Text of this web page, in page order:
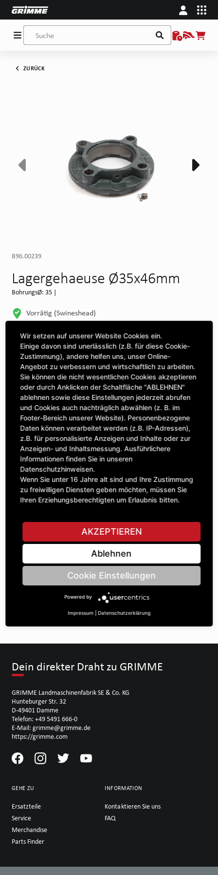
ZURÜCK
B96.00239
Lagergehaeuse Ø35x46mm
BohrungsØ: 35 |
Vorrätig (Swineshead)
Maschine auswählen, um Kompatibilität zu sehen
MASCHINE AUSWÄHLEN
CLICK & COLLECT
Bestellungen bei Deinem bevorzugten Standort abholen
39,65 £
exkl. MwSt.
Anzahl
IN DEN WARENKORB
FLANSCHLAGER MIT RUNdeM GUSSGEHÄUSE UND ZENT... |
Dein direkter Draht zu GRIMME
GRIMME Landmaschinenfabrik SE & Co. KG
Hunteburger Str. 32
D-49401 Damme
Telefon: +49 5491 666-0
E-Mail: grimme@grimme.de
https://grimme.com
GEHE ZU
Ersatzteile
Service
Merchandise
Parts Finder
INFORMATION
Kontaktieren Sie uns
FAQ
Wir setzen auf unserer Website Cookies ein.
Einige davon sind unerlässlich (z.B. für diese Cookie-
Zustimmung), andere helfen uns, unser Online-
Angebot zu verbessern und wirtschaftlich zu arbeiten.
Sie können die nicht wesentlichen Cookies akzeptieren
oder durch Anklicken der Schaltfläche "ABLEHNEN"
ablehnen sowie diese Einstellungen jederzeit abrufen
und Cookies auch nachträglich abwählen (z. B. im
Footer-Bereich unserer Website). Personenbezogene
Daten können verarbeitet werden (z.B. IP-Adressen),
z.B. für personalisierte Anzeigen und Inhalte oder zur
Anzeigen- und Inhaltsmessung. Ausführlichere
Informationen finden Sie in unseren
Datenschutzhinweisen.
Wenn Sie unter 16 Jahre alt sind und Ihre Zustimmung
zu freiwilligen Diensten geben möchten, müssen Sie
Ihren Erziehungsberechtigten um Erlaubnis bitten.
AKZEPTIEREN
Ablehnen
Cookie Einstellungen
Powered by
Impressum Datenschutzerklärung